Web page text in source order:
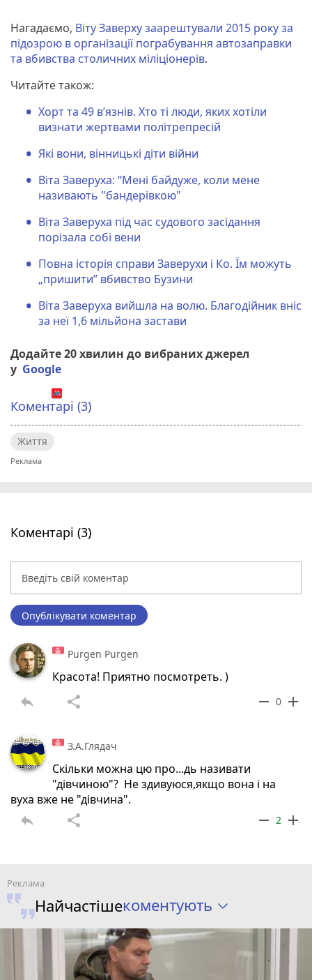
Нагадаємо, Віту Заверху заарештували 2015 року за
підозрою в організації пограбування автозаправки
та вбивства столичних міліціонерів.
Читайте також:
Хорт та 49 в’язнів. Хто ті люди, яких хотіли
визнати жертвами політрепресій
Які вони, вінницькі діти війни
Віта Заверуха: “Мені байдуже, коли мене
називають "бандерівкою"
Віта Заверуха під час судового засідання
порізала собі вени
Повна історія справи Заверухи і Ко. Їм можуть
„пришити” вбивство Бузини
Віта Заверуха вийшла на волю. Благодійник вніс
за неї 1,6 мільйона застави
Додайте 20 хвилин до вибраних джерел
у Google
Коментарі (3)
Життя
Коментарі (3)
Опублікувати коментар
Purgen Purgen
Красота! Приятно посмотреть. )
reply share remove 0 add
З.А.Глядач
Скільки можна цю про...дь називати
"дівчиною"? Не здивуюся,якщо вона і на
вуха вже не "дівчина".
reply share remove 2 add
Найчастішекоментують